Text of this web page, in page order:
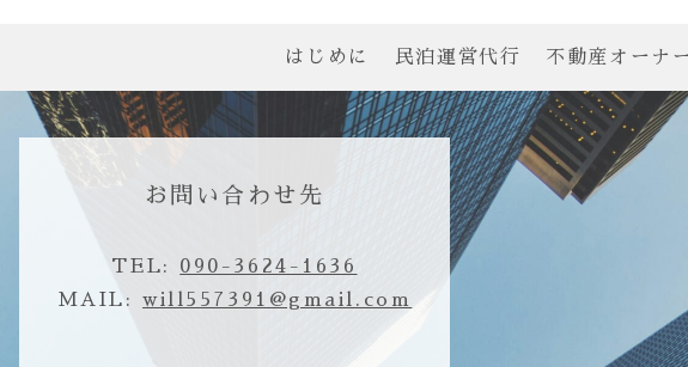
はじめに 民泊運営代行 不動産オーナ
お問い合わせ先
TEL: 090-3624-1636
MAIL:will557391@gmail.com